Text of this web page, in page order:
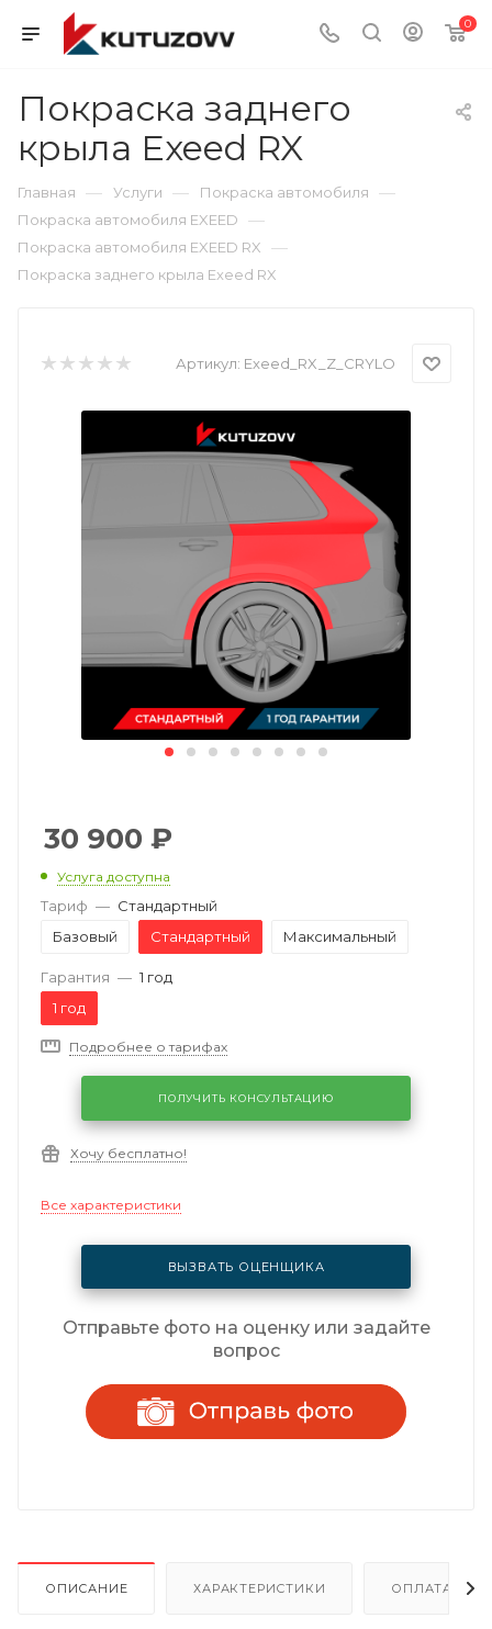
0
Покраска заднего
крыла Exeed RX
Главная — Услуги — Покраска автомобиля —
Покраска автомобиля EXEED —
Покраска автомобиля EXEED RX —
Покраска заднего крыла Exeed RX
Артикул: Exeed_RX_Z_CRYLO
30 900 ₽
Услуга доступна
Тариф — Стандартный
Базовый
Стандартный Максимальный
Гарантия — 1 год
1 год
Подробнее о тарифах
ПОЛУЧИТЬ КОНСУЛЬТАЦИЮ
Хочу бесплатно!
Все характеристики
ВЫЗВАТЬ ОЦЕНЩИКА
Отправьте фото на оценку или задайте
вопрос
ОПИСАНИЕ ХАРАКТЕРИСТИКИ ОПЛАТА И